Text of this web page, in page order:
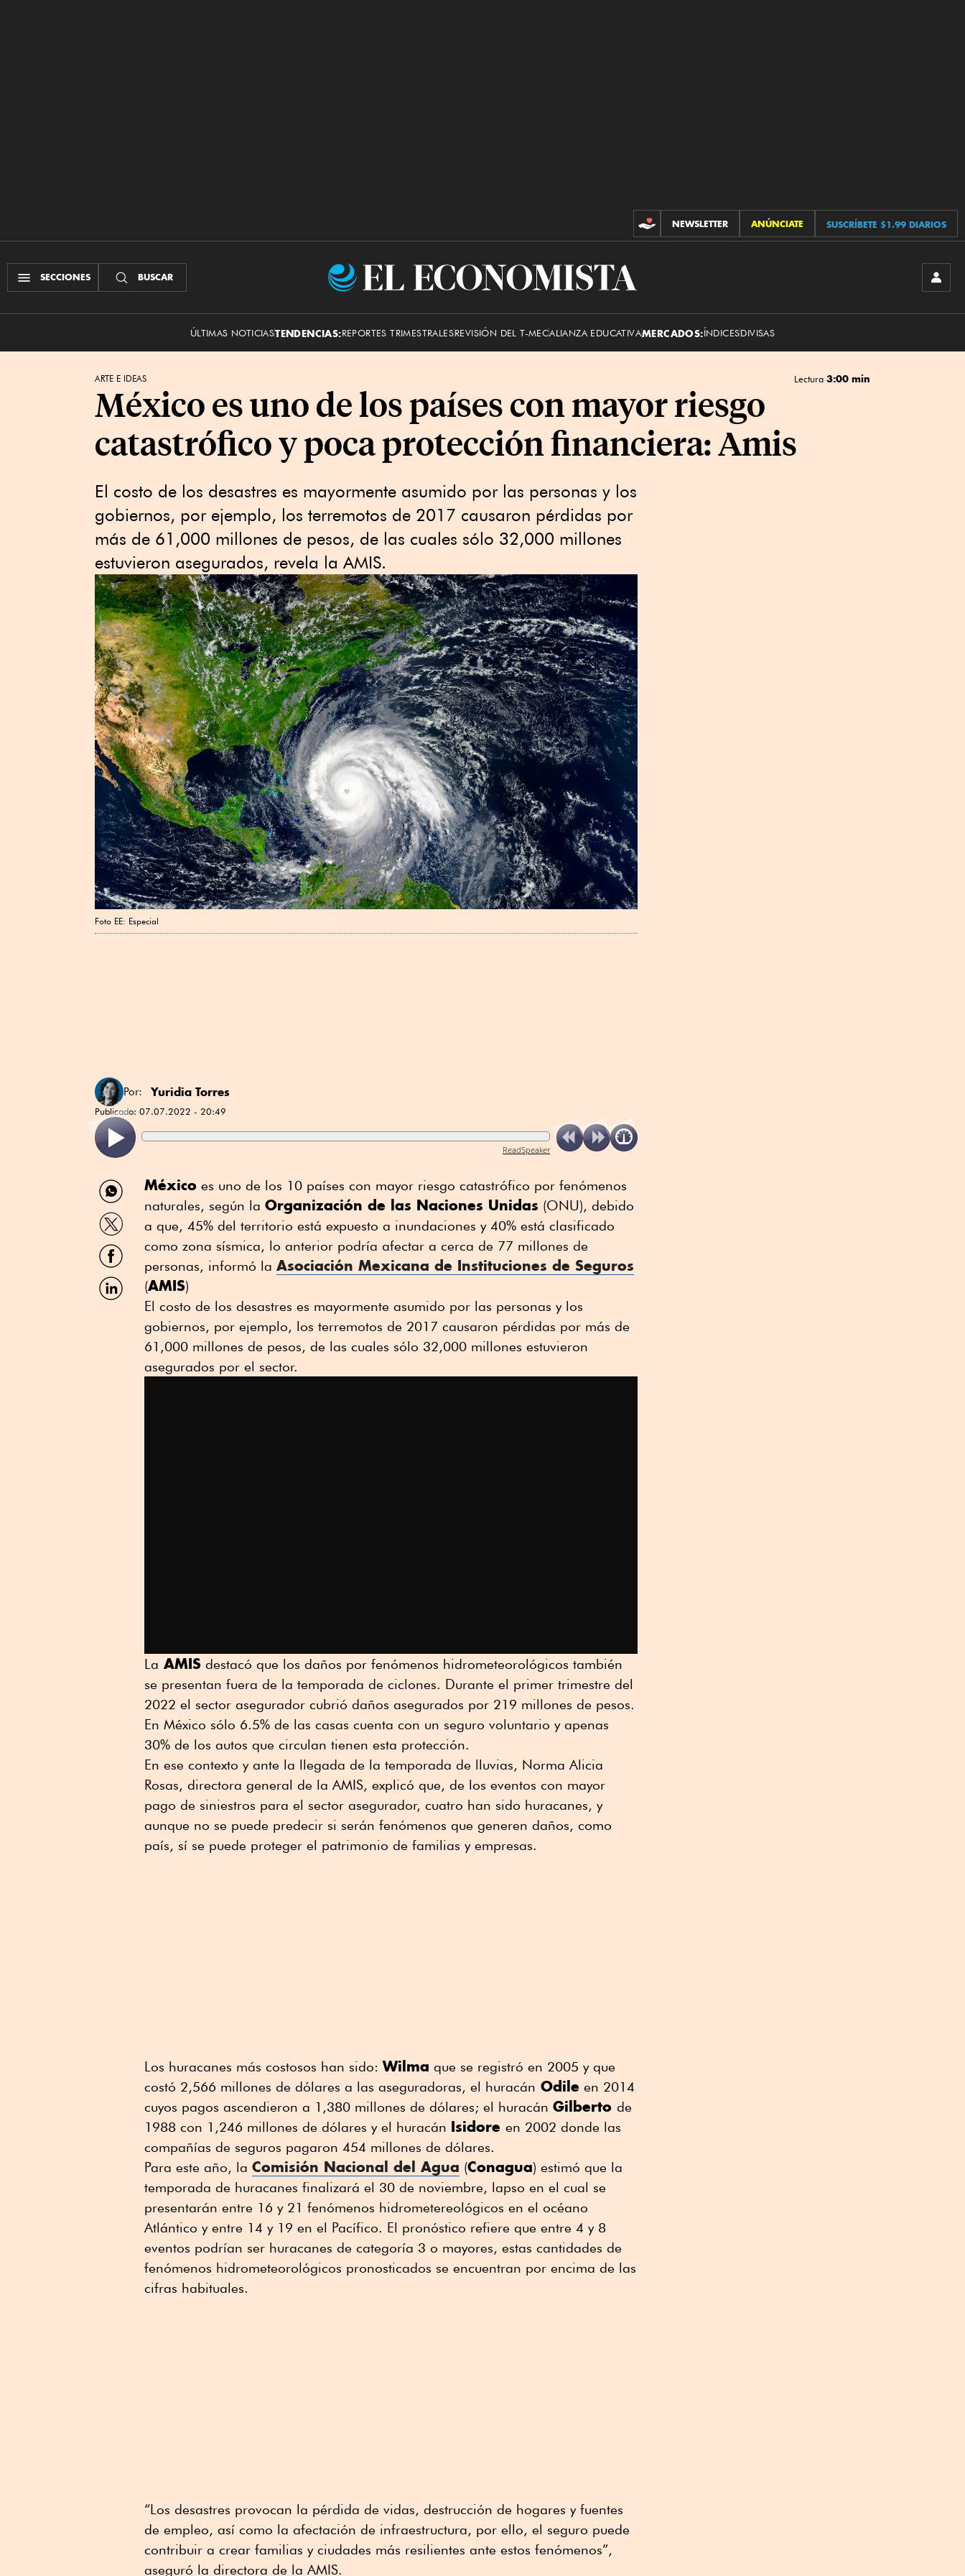
CONTRIBUCIONES
NEWSLETTER ANÚNCIATE SUSCRÍBETE $1.99 DIARIOS
SECCIONES BUSCAR
El
ÚLTIMAS NOTICIASTENDENCIAS:REPORTES TRIMESTRALESREVISIÓN DEL T-MECALIANZA EDUCATIVAMERCADOS:ÍNDICESDIVISAS
ARTE E IDEAS Lectura 3:00 min
México es uno de los países con mayor riesgo
catastrófico y poca protección financiera: Amis
El costo de los desastres es mayormente asumido por las personas y los
gobiernos, por ejemplo, los terremotos de 2017 causaron pérdidas por
más de 61,000 millones de pesos, de las cuales sólo 32,000 millones
estuvieron asegurados, revela la AMIS.
Foto EE: Especial
Por: Yuridia Torres
Publicado: 07.07.2022 - 20:49
ReadSpeaker
Compartir
por
WhatsApp
Compartir
por
Twitter
Compartir
por
Facebook
Compartir
por
México es uno de los 10 países con mayor riesgo catastrófico por fenómenos
naturales, según la Organización de las Naciones Unidas (ONU), debido
a que, 45% del territorio está expuesto a inundaciones y 40% está clasificado
como zona sísmica, lo anterior podría afectar a cerca de 77 millones de
personas, informó la Asociación Mexicana de Instituciones de Seguros
(AMIS)
El costo de los desastres es mayormente asumido por las personas y los
gobiernos, por ejemplo, los terremotos de 2017 causaron pérdidas por más de
61,000 millones de pesos, de las cuales sólo 32,000 millones estuvieron
asegurados por el sector.
La AMIS destacó que los daños por fenómenos hidrometeorológicos también
se presentan fuera de la temporada de ciclones. Durante el primer trimestre del
2022 el sector asegurador cubrió daños asegurados por 219 millones de pesos.
En México sólo 6.5% de las casas cuenta con un seguro voluntario y apenas
30% de los autos que circulan tienen esta protección.
En ese contexto y ante la llegada de la temporada de lluvias, Norma Alicia
Rosas, directora general de la AMIS, explicó que, de los eventos con mayor
pago de siniestros para el sector asegurador, cuatro han sido huracanes, y
aunque no se puede predecir si serán fenómenos que generen daños, como
país, sí se puede proteger el patrimonio de familias y empresas.
Los huracanes más costosos han sido:Wilma que se registró en 2005 y que
costó 2,566 millones de dólares a las aseguradoras, el huracán Odile en 2014
cuyos pagos ascendieron a 1,380 millones de dólares; el huracán Gilberto de
1988 con 1,246 millones de dólares y el huracán Isidore en 2002 donde las
compañías de seguros pagaron 454 millones de dólares.
Para este año, la Comisión Nacional del Agua (Conagua) estimó que la
temporada de huracanes finalizará el 30 de noviembre, lapso en el cual se
presentarán entre 16 y 21 fenómenos hidrometereológicos en el océano
Atlántico y entre 14 y 19 en el Pacífico. El pronóstico refiere que entre 4 y 8
eventos podrían ser huracanes de categoría 3 o mayores, estas cantidades de
fenómenos hidrometeorológicos pronosticados se encuentran por encima de las
cifras habituales.
“Los desastres provocan la pérdida de vidas, destrucción de hogares y fuentes
de empleo, así como la afectación de infraestructura, por ello, el seguro puede
contribuir a crear familias y ciudades más resilientes ante estos fenómenos”,
aseguró la directora de la AMIS.